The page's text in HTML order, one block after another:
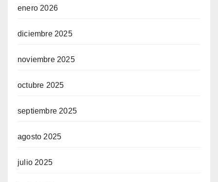
enero 2026
diciembre 2025
noviembre 2025
octubre 2025
septiembre 2025
agosto 2025
julio 2025